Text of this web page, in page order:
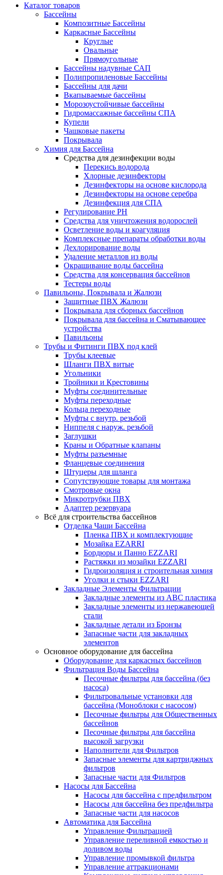
Каталог товаров
Бассейны
Композитные Бассейны
Каркасные Бассейны
Круглые
Овальные
Прямоугольные
Бассейны надувные САП
Полипропиленовые Бассейны
Бассейны для дачи
Вкапываемые бассейны
Морозоустойчивые бассейны
Гидромассажные бассейны СПА
Купели
Чашковые пакеты
Покрывала
Химия для Бассейна
Средства для дезинфекции воды
Перекись водорода
Хлорные дезинфекторы
Дезинфекторы на основе кислорода
Дезинфекторы на основе серебра
Дезинфекция для СПА
Регулирование РН
Средства для уничтожения водорослей
Осветление воды и коагуляция
Комплексные препараты обработки воды
Дехлорирование воды
Удаление металлов из воды
Окрашивание воды бассейна
Средства для консервация бассейнов
Тестеры воды
Павильоны, Покрывала и Жалюзи
Защитные ПВХ Жалюзи
Покрывала для сборных бассейнов
Покрывала для бассейна и Сматывающее
устройства
Павильоны
Трубы и Фитинги ПВХ под клей
Трубы клеевые
Шланги ПВХ витые
Угольники
Тройники и Крестовины
Муфты соединительные
Муфты переходные
Кольца переходные
Муфты с внутр. резьбой
Ниппеля с наруж. резьбой
Заглушки
Краны и Обратные клапаны
Муфты разъемные
Фланцевые соединения
Штуцеры для шланга
Сопутствующие товары для монтажа
Смотровые окна
Микротрубки ПВХ
Адаптер резервуара
Всё для строительства бассейнов
Отделка Чаши Бассейна
Пленка ПВХ и комплектующие
Мозайка EZARRI
Бордюры и Панно EZZARI
Растяжки из мозайки EZZARI
Гидроизоляция и строительная химия
Уголки и стыки EZZARI
Закладные Элементы Фильтрации
Закладные элементы из ABC пластика
Закладные элементы из нержавеющей
стали
Закладные детали из Бронзы
Запасные части для закладных
элементов
Основное оборудование для бассейна
Оборудование для каркасных бассейнов
Фильтрация Воды Бассейна
Песочные фильтры для бассейна (без
насоса)
Фильтровальные установки для
бассейна (Моноблоки с насосом)
Песочные фильтры для Общественных
бассейнов
Песочные фильтры для бассейна
высокой загрузки
Наполнители для Фильтров
Запасные элементы для картриджных
фильтров
Запасные части для Фильтров
Насосы для Бассейна
Насосы для бассейна с предфильтром
Насосы для бассейна без предфильтра
Запасные части для насосов
Автоматика для Бассейна
Управление Фильтрацией
Управление переливной емкостью и
доливом воды
Управление промывкой фильтра
Управление аттракционами